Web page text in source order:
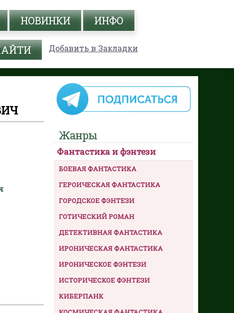
НОВИНКИ ИНФО
Добавить в Закладки
Жанры
Фантастика и фэнтези
БОЕВАЯ ФАНТАСТИКА
ГЕРОИЧЕСКАЯ ФАНТАСТИКА
ГОРОДСКОЕ ФЭНТЕЗИ
ГОТИЧЕСКИЙ РОМАН
ДЕТЕКТИВНАЯ ФАНТАСТИКА
ИРОНИЧЕСКАЯ ФАНТАСТИКА
ИРОНИЧЕСКОЕ ФЭНТЕЗИ
ИСТОРИЧЕСКОЕ ФЭНТЕЗИ
КИБЕРПАНК